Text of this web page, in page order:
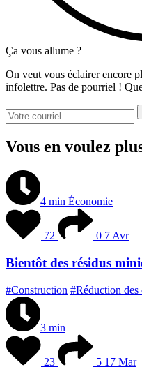
Ça vous allume ?
On veut vous éclairer encore
infolettre. Pas de pourriel !
Vous en voulez
4 min Économie
72 0 7 Avr
Bientôt des résidus
#Construction #Réduction des
3 min
23 5 17 Mar